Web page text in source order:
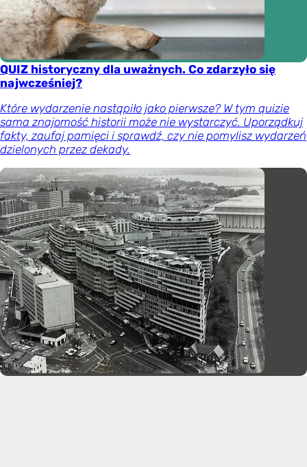
QUIZ historyczny dla uważnych. Co zdarzyło się
najwcześniej?
Które wydarzenie nastąpiło jako pierwsze? W tym quizie
sama znajomość historii może nie wystarczyć. Uporządkuj
fakty, zaufaj pamięci i sprawdź, czy nie pomylisz wydarzeń
dzielonych przez dekady.